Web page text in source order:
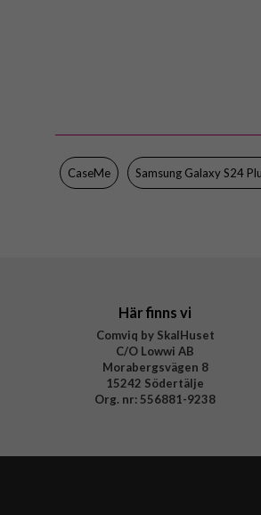
CaseMe Samsung Galaxy S24
Här finns vi
Comviq by SkalHuset
C/O Lowwi AB
Morabergsvägen 8
15242 Södertälje
Org. nr: 556881-9238